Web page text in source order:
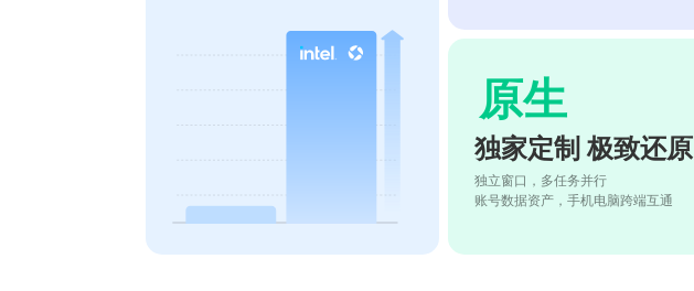
原生
独家定制 极致还原
独立窗口，多任务并行
账号数据资产，手机电脑跨端互通